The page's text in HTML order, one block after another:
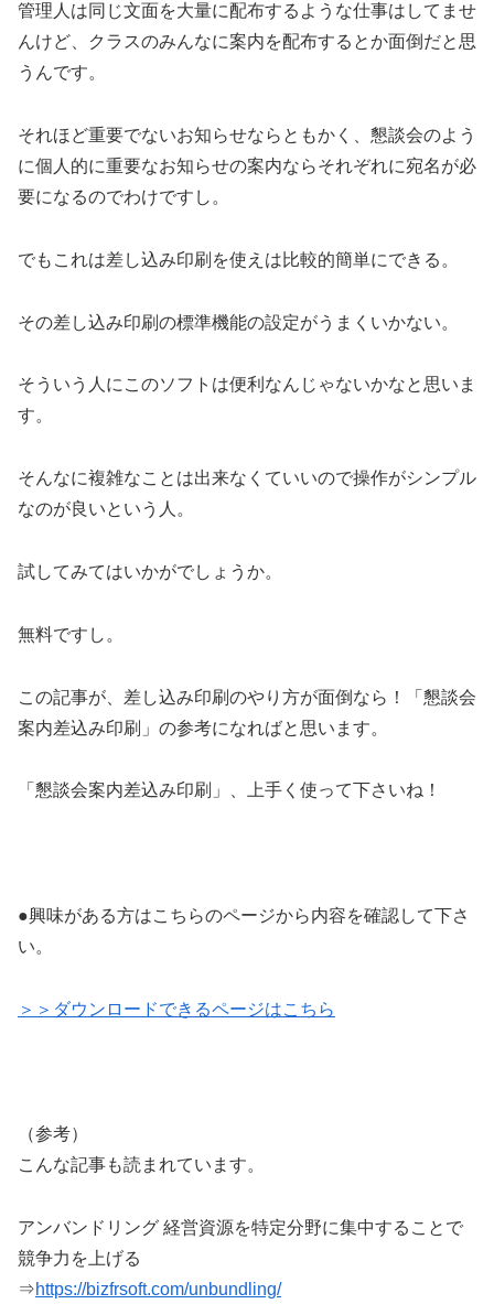
管理人は同じ文面を大量に配布するような仕事はしてませ
んけど、クラスのみんなに案内を配布するとか面倒だと思
うんです。
それほど重要でないお知らせならともかく、懇談会のよう
に個人的に重要なお知らせの案内ならそれぞれに宛名が必
要になるのでわけですし。
でもこれは差し込み印刷を使えは比較的簡単にできる。
その差し込み印刷の標準機能の設定がうまくいかない。
そういう人にこのソフトは便利なんじゃないかなと思いま
す。
そんなに複雑なことは出来なくていいので操作がシンプル
なのが良いという人。
試してみてはいかがでしょうか。
無料ですし。
この記事が、差し込み印刷のやり方が面倒なら！「懇談会
案内差込み印刷」の参考になればと思います。
「懇談会案内差込み印刷」、上手く使って下さいね！
●興味がある方はこちらのページから内容を確認して下さ
い。
＞＞ダウンロードできるページはこちら
（参考）
こんな記事も読まれています。
アンバンドリング 経営資源を特定分野に集中することで
競争力を上げる
⇒https://bizfrsoft.com/unbundling/